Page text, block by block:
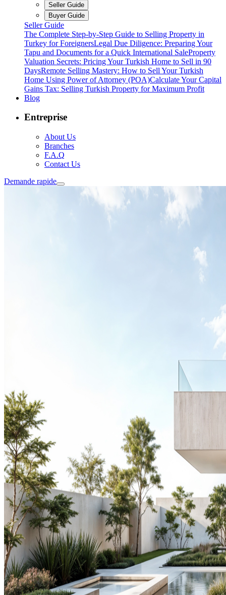
Seller Guide
Buyer Guide
Seller Guide
The Complete Step-by-Step Guide to Selling Property in
Turkey for ForeignersLegal Due Diligence: Preparing Your
Tapu and Documents for a Quick International SaleProperty
Valuation Secrets: Pricing Your Turkish Home to Sell in 90
DaysRemote Selling Mastery: How to Sell Your Turkish
Home Using Power of Attorney (POA)Calculate Your Capital
Gains Tax: Selling Turkish Property for Maximum Profit
Blog
Entreprise
About Us
Branches
F.A.Q
Contact Us
Demande rapide